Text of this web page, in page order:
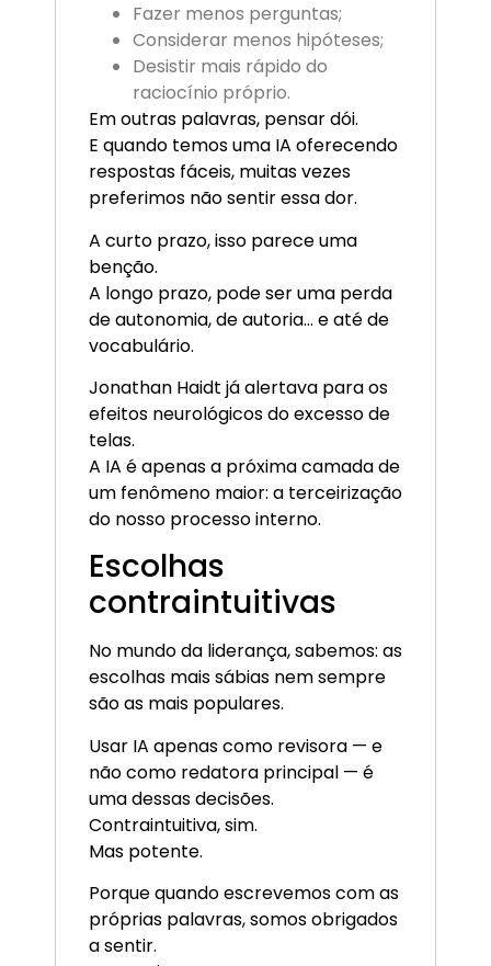
Fazer menos perguntas;
Considerar menos hipóteses;
Desistir mais rápido do
raciocínio próprio.
Em outras palavras, pensar dói.
E quando temos uma IA oferecendo
respostas fáceis, muitas vezes
preferimos não sentir essa dor.
A curto prazo, isso parece uma
benção.
A longo prazo, pode ser uma perda
de autonomia, de autoria… e até de
vocabulário.
Jonathan Haidt já alertava para os
efeitos neurológicos do excesso de
telas.
A IA é apenas a próxima camada de
um fenômeno maior: a terceirização
do nosso processo interno.
Escolhas
contraintuitivas
No mundo da liderança, sabemos: as
escolhas mais sábias nem sempre
são as mais populares.
Usar IA apenas como revisora — e
não como redatora principal — é
uma dessas decisões.
Contraintuitiva, sim.
Mas potente.
Porque quando escrevemos com as
próprias palavras, somos obrigados
a sentir.